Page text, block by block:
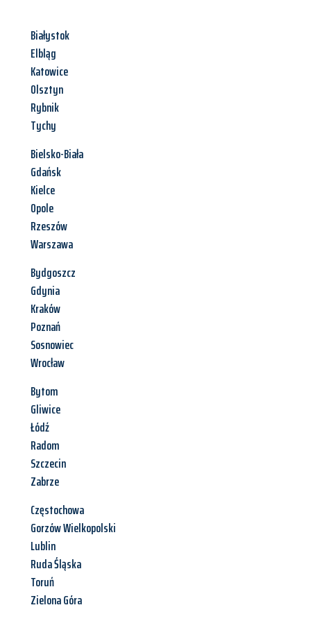
Białystok
Elbląg
Katowice
Olsztyn
Rybnik
Tychy
Bielsko-Biała
Gdańsk
Kielce
Opole
Rzeszów
Warszawa
Bydgoszcz
Gdynia
Kraków
Poznań
Sosnowiec
Wrocław
Bytom
Gliwice
Łódź
Radom
Szczecin
Zabrze
Częstochowa
Gorzów Wielkopolski
Lublin
Ruda Śląska
Toruń
Zielona Góra